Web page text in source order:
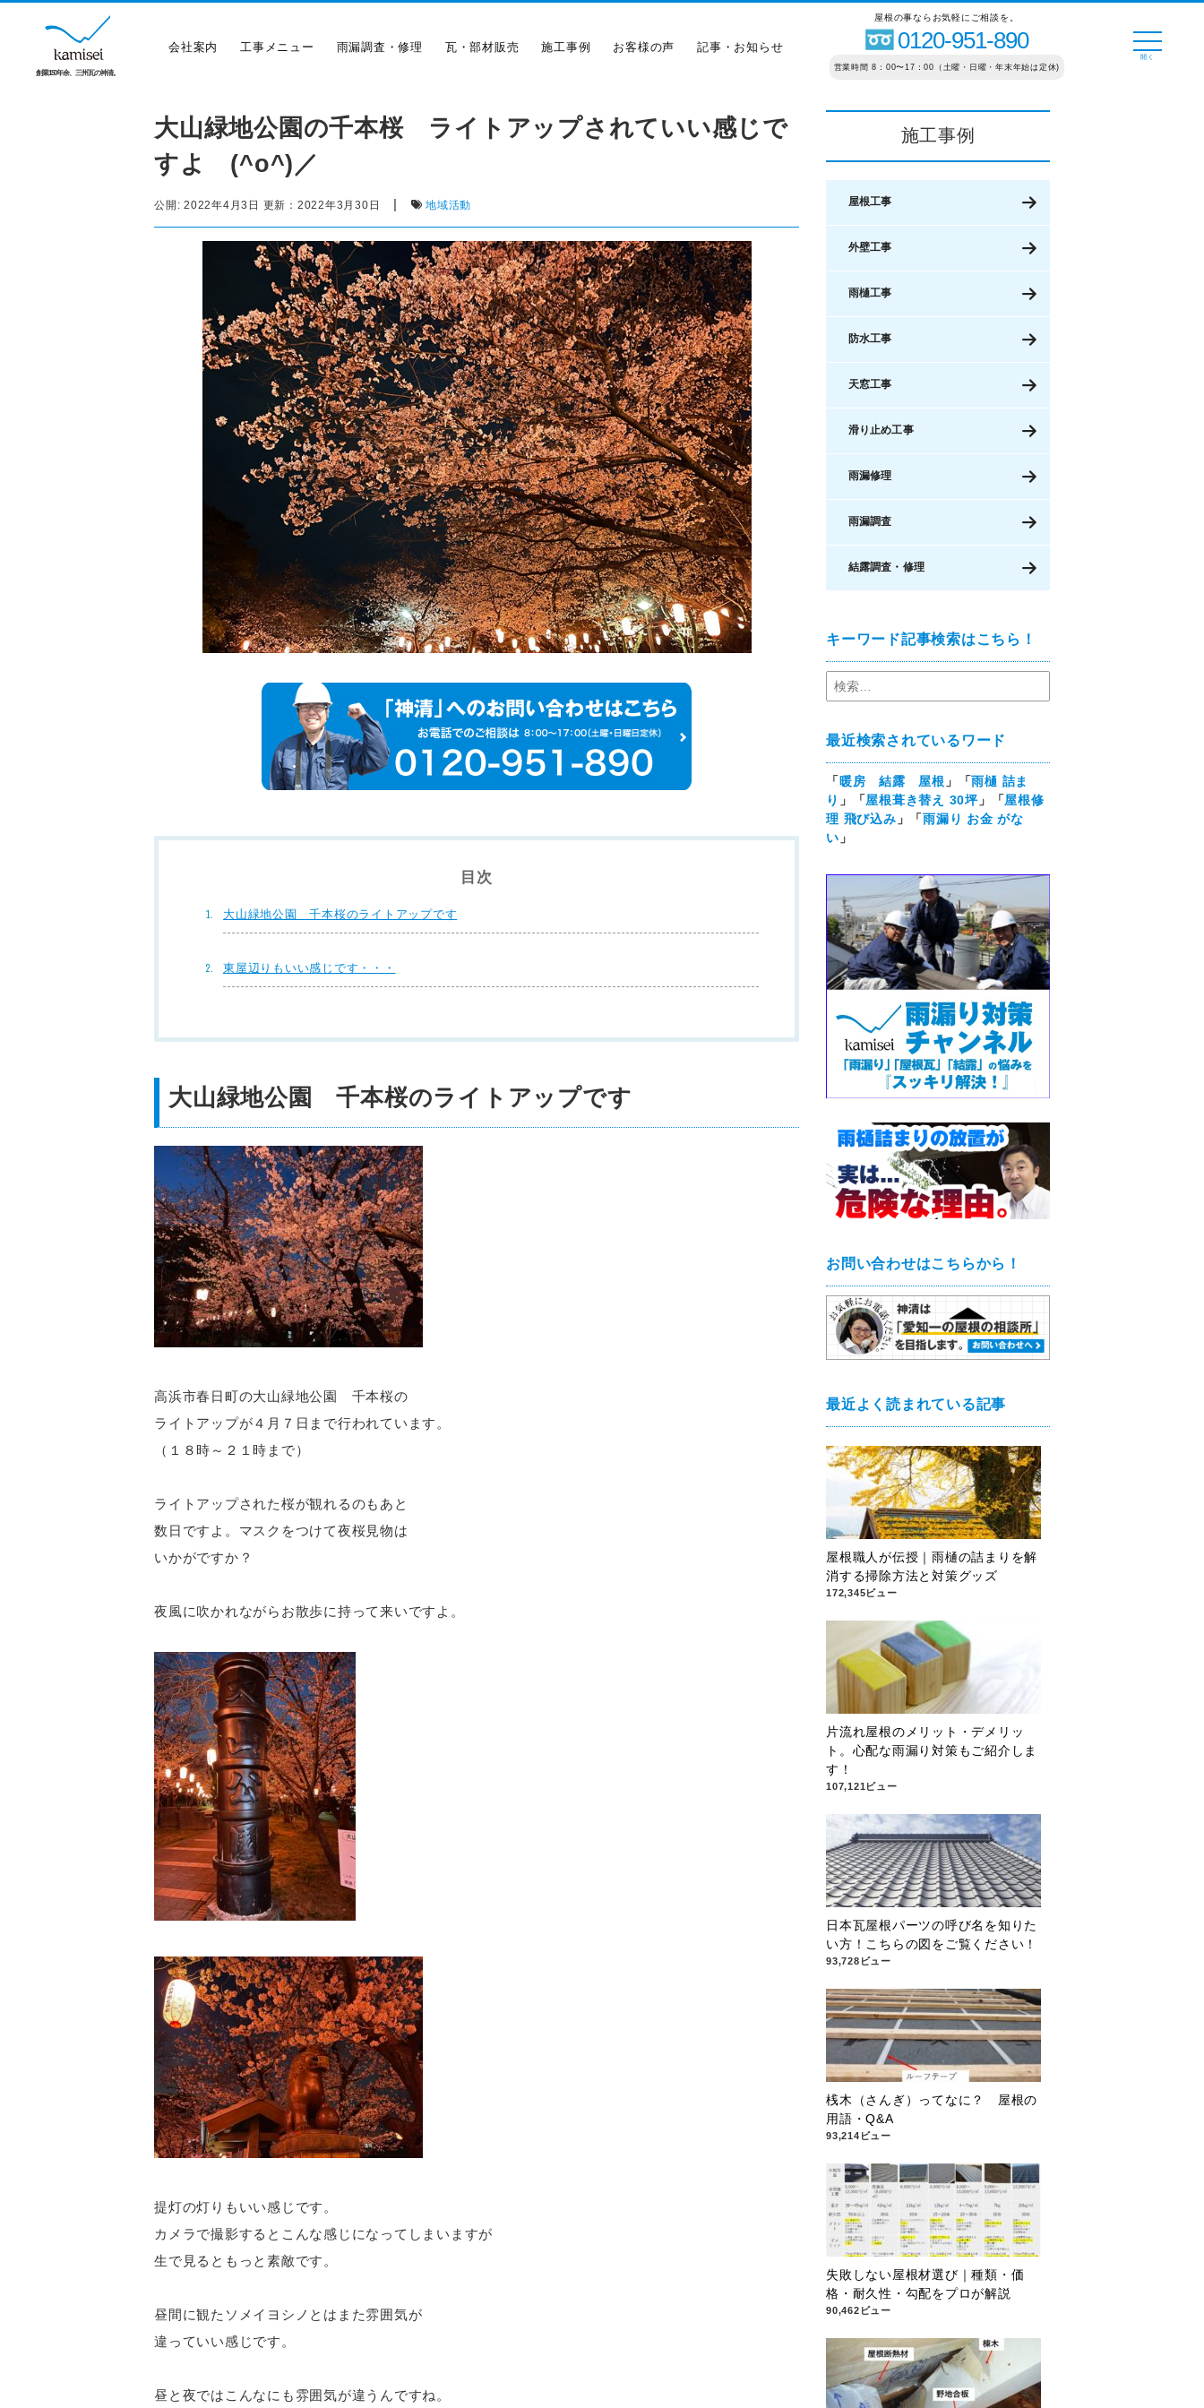
創業150年余、三州瓦の神清。
会社案内 工事メニュー 雨漏調査・修理 瓦・部材販売 施工事例 お客様の声 記事・お知らせ
屋根の事ならお気軽にご相談を。
0120-951-890
営業時間 8：00〜17：00（土曜・日曜・年末年始は定休)
大山緑地公園の千本桜 ライトアップされていい感じで
すよ (^o^)／
公開: 2022年4月3日 更新： 2022年3月30日 | 地域活動
目次
大山緑地公園 千本桜のライトアップです
東屋辺りもいい感じです・・・
大山緑地公園 千本桜のライトアップです
高浜市春日町の大山緑地公園 千本桜の
ライトアップが４月７日まで行われています。
（１８時～２１時まで）
ライトアップされた桜が観れるのもあと
数日ですよ。マスクをつけて夜桜見物は
いかがですか？
夜風に吹かれながらお散歩に持って来いですよ。
提灯の灯りもいい感じです。
カメラで撮影するとこんな感じになってしまいますが
生で見るともっと素敵です。
昼間に観たソメイヨシノとはまた雰囲気が
違っていい感じです。
昼と夜ではこんなにも雰囲気が違うんですね。
施工事例
屋根工事
外壁工事
雨樋工事
防水工事
天窓工事
滑り止め工事
雨漏修理
雨漏調査
結露調査・修理
キーワード記事検索はこちら！
最近検索されているワード
「暖房 結露 屋根 」「雨樋 詰ま
り 」「屋根葺き替え 30坪」「屋根修
理 飛び込み 」「雨漏り お金 がな
い 」
お問い合わせはこちらから！
最近よく読まれている記事
屋根職人が伝授｜雨樋の詰まりを解
消する掃除方法と対策グッズ
172,345ビュー
片流れ屋根のメリット・デメリッ
ト。心配な雨漏り対策もご紹介しま
す！
107,121ビュー
日本瓦屋根パーツの呼び名を知りた
い方！こちらの図をご覧ください！
93,728ビュー
桟木（さんぎ）ってなに？ 屋根の
用語・Q&A
93,214ビュー
失敗しない屋根材選び｜種類・価
格・耐久性・勾配をプロが解説
90,462ビュー